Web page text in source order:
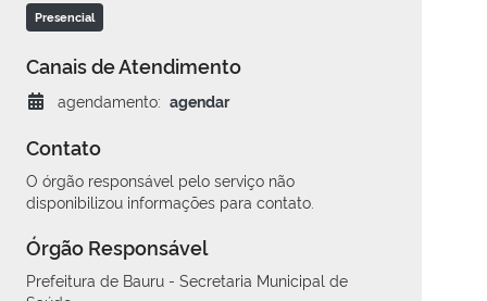
Presencial
Canais de Atendimento
agendamento: agendar
Contato
O órgão responsável pelo serviço não
disponibilizou informações para contato.
Órgão Responsável
Prefeitura de Bauru - Secretaria Municipal de